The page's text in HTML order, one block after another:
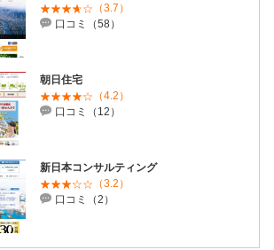
（3.7）
口コミ（58）
朝日住宅
（4.2）
口コミ（12）
新日本コンサルティング
（3.2）
口コミ（2）